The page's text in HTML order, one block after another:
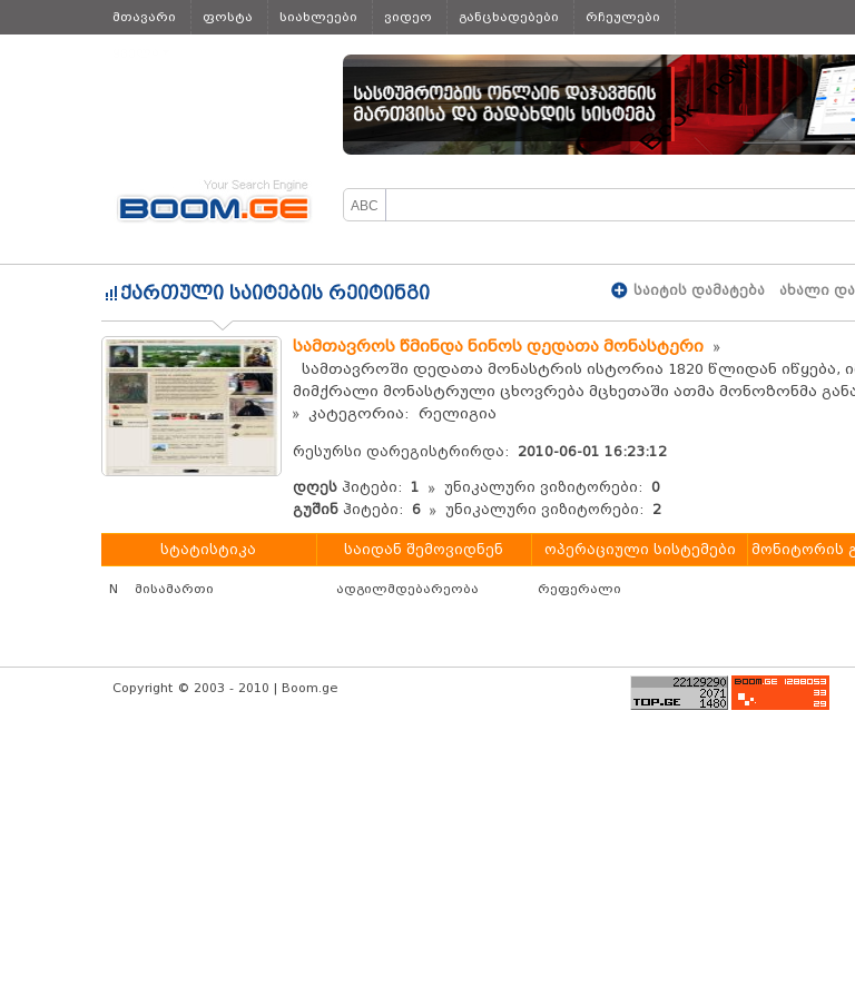
მთავარი ფოსტა სიახლეები ვიდეო განცხადებები რჩეულები
ქართული საიტების რეიტინგი საიტის დამატება ახალი
სამთავროს წმინდა ნინოს დედათა მონასტერი
სამთავროში დედათა მონასტრის ისტორია 1820 წლიდან
მიმქრალი მონასტრული ცხოვრება მცხეთაში ათმა მონოზონმა
კატეგორია: რელიგია
რესურსი დარეგისტრირდა: 2010-06-01 16:23:12
დღეს ჰიტები: 1 უნიკალური ვიზიტორები: 0
გუშინ ჰიტები: 6 უნიკალური ვიზიტორები: 2
სტატისტიკა საიდან შემოვიდნენ ოპერაციული სისტემები მონიტორის
N მისამართი ადგილმდებარეობა რეფერალი
Copyright © 2003 - 2010 | Boom.ge